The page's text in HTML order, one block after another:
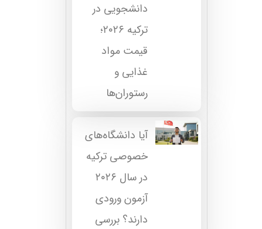
دانشجویی در
ترکیه ۲۰۲۶؛
قیمت مواد
غذایی و
رستوران‌ها
آیا دانشگاه‌های
خصوصی ترکیه
در سال ۲۰۲۶
آزمون ورودی
دارند؟ بررسی